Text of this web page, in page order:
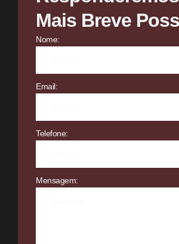
Mais Breve
Nome:
Email:
Telefone:
Mensagem: